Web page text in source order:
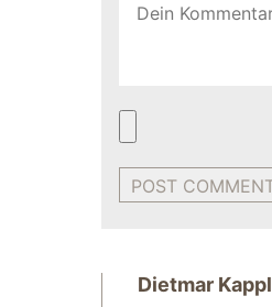
Dietmar Kappl